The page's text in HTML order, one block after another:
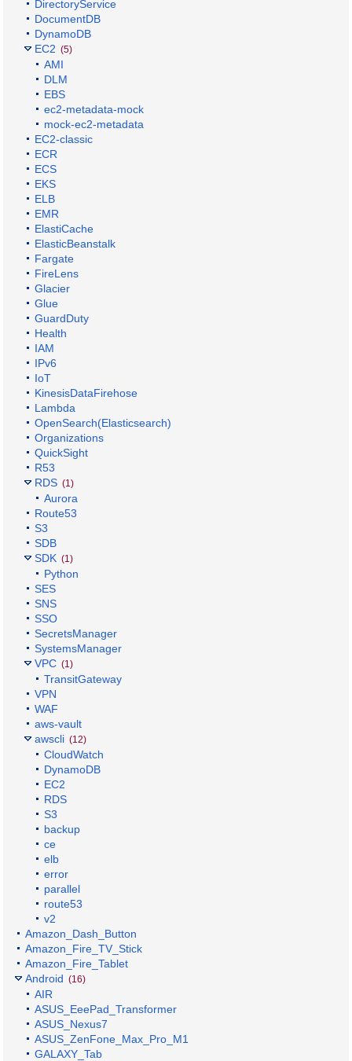
DirectoryService
DocumentDB
DynamoDB
EC2 (5)
AMI
DLM
EBS
ec2-metadata-mock
mock-ec2-metadata
EC2-classic
ECR
ECS
EKS
ELB
EMR
ElastiCache
ElasticBeanstalk
Fargate
FireLens
Glacier
Glue
GuardDuty
Health
IAM
IPv6
IoT
KinesisDataFirehose
Lambda
OpenSearch(Elasticsearch)
Organizations
QuickSight
R53
RDS (1)
Aurora
Route53
S3
SDB
SDK (1)
Python
SES
SNS
SSO
SecretsManager
SystemsManager
VPC (1)
TransitGateway
VPN
WAF
aws-vault
awscli (12)
CloudWatch
DynamoDB
EC2
RDS
S3
backup
ce
elb
error
parallel
route53
v2
Amazon_Dash_Button
Amazon_Fire_TV_Stick
Amazon_Fire_Tablet
Android (16)
AIR
ASUS_EeePad_Transformer
ASUS_Nexus7
ASUS_ZenFone_Max_Pro_M1
GALAXY_Tab